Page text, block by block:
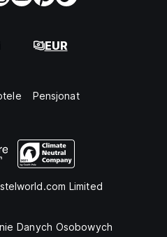
EUR
Pensjonat
Limited
Danych Osobowych